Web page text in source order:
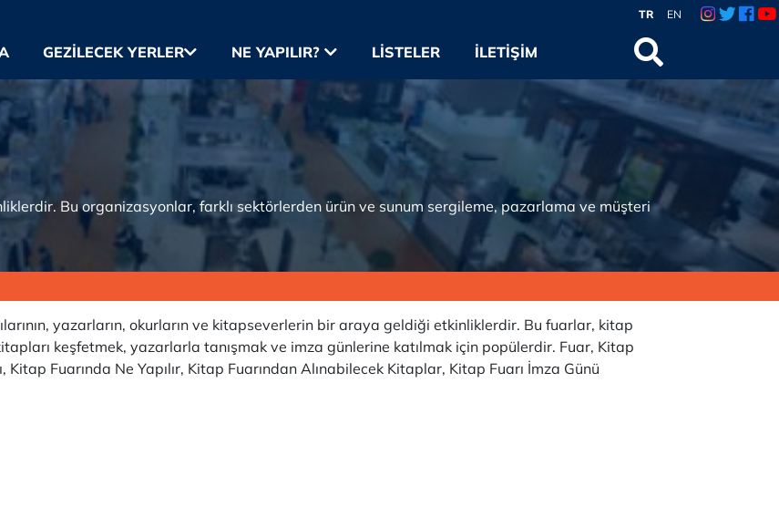
TR EN
GEZILECEK YERLER NE YAPILIR? LISTELER İLETIŞIM
Bu organizasyonlar, farklı sektörlerden ürün ve sunum sergileme, pazarlama ve müşteri
yazarların, okurların ve kitapseverlerin bir araya geldiği etkinliklerdir. Bu fuarlar, kitap
keşfetmek, yazarlarla tanışmak ve imza günlerine katılmak için popülerdir. Fuar, Kitap
Kitap Fuarında Ne Yapılır, Kitap Fuarından Alınabilecek Kitaplar, Kitap Fuarı İmza Günü